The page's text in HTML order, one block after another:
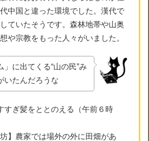
中国と違った環境でした。漢代で
ていたそうです。森林地帯や山奥
や宗教をもった人々がいました。
」に出てくる“山の民”み
いたんだろうな
ぎ髪をととのえる（午前６時
坊】農家では場外の外に田畑があ